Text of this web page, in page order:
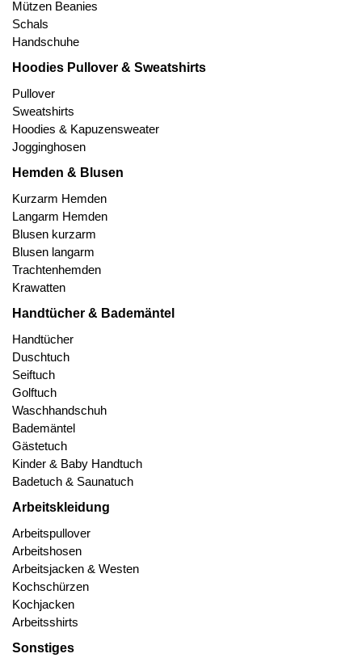
Mützen Beanies
Schals
Handschuhe
Hoodies Pullover & Sweatshirts
Pullover
Sweatshirts
Hoodies & Kapuzensweater
Jogginghosen
Hemden & Blusen
Kurzarm Hemden
Langarm Hemden
Blusen kurzarm
Blusen langarm
Trachtenhemden
Krawatten
Handtücher & Bademäntel
Handtücher
Duschtuch
Seiftuch
Golftuch
Waschhandschuh
Bademäntel
Gästetuch
Kinder & Baby Handtuch
Badetuch & Saunatuch
Arbeitskleidung
Arbeitspullover
Arbeitshosen
Arbeitsjacken & Westen
Kochschürzen
Kochjacken
Arbeitsshirts
Sonstiges